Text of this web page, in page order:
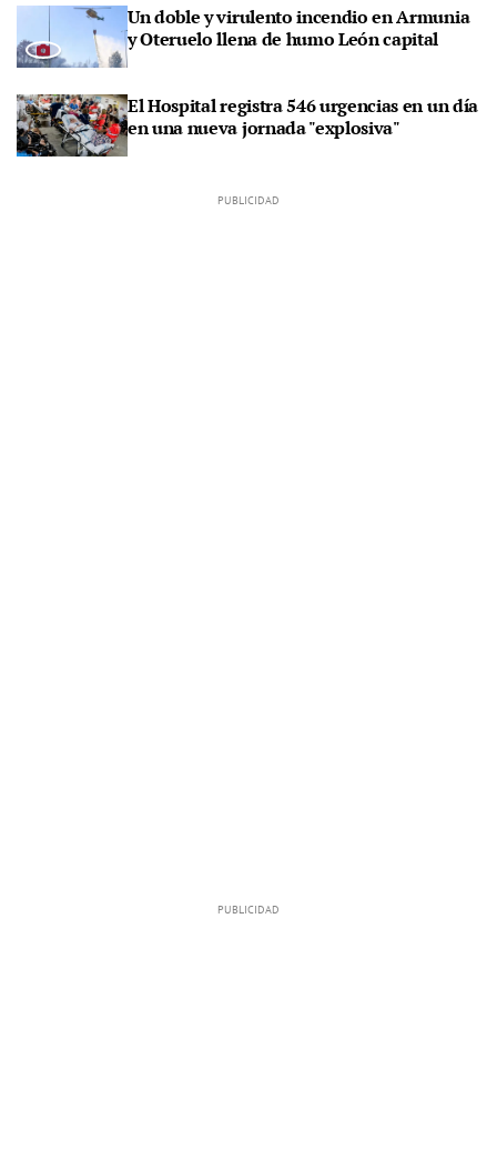
Un doble y virulento incendio en Armunia
y Oteruelo llena de humo León capital
El Hospital registra 546 urgencias en un día
en una nueva jornada "explosiva"